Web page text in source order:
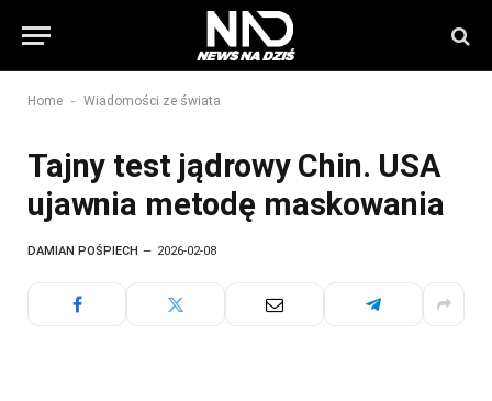
Home - Wiadomości ze świata
Tajny test jądrowy Chin. USA
ujawnia metodę maskowania
DAMIAN POŚPIECH 2026-02-08